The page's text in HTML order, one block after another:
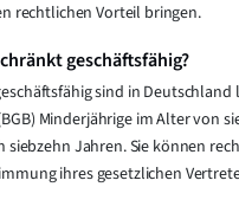
rechtlichen Vorteil bringen.
geschäftsfähig?
sind in
Minderjährige im Alter von
siebzehn Jahren. Sie können
ihres gesetzlichen